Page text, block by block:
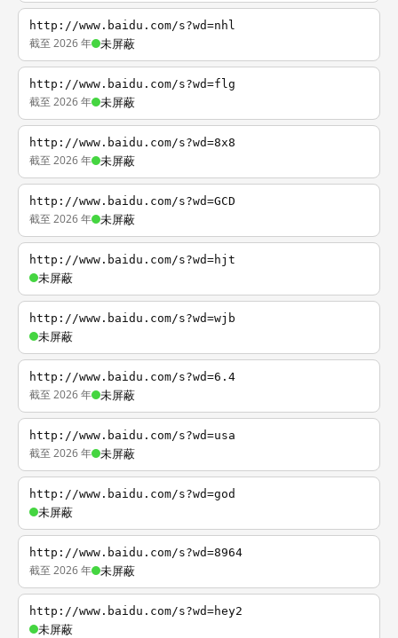
http://www.baidu.com/s?wd=nhl
截至 2026 年 未屏蔽
http://www.baidu.com/s?wd=flg
截至 2026 年 未屏蔽
http://www.baidu.com/s?wd=8x8
截至 2026 年 未屏蔽
http://www.baidu.com/s?wd=GCD
截至 2026 年 未屏蔽
http://www.baidu.com/s?wd=hjt
未屏蔽
http://www.baidu.com/s?wd=wjb
未屏蔽
http://www.baidu.com/s?wd=6.4
截至 2026 年 未屏蔽
http://www.baidu.com/s?wd=usa
截至 2026 年 未屏蔽
http://www.baidu.com/s?wd=god
未屏蔽
http://www.baidu.com/s?wd=8964
截至 2026 年 未屏蔽
http://www.baidu.com/s?wd=hey2
未屏蔽